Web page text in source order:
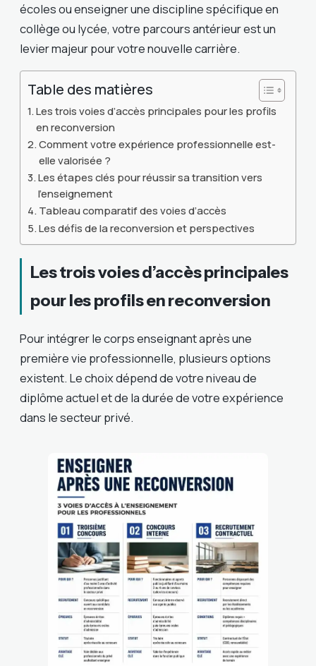
écoles ou enseigner une discipline spécifique en
collège ou lycée, votre parcours antérieur est un
levier majeur pour votre nouvelle carrière.
Table des matières
Les trois voies d’accès principales pour les profils
en reconversion
Comment votre expérience professionnelle est-
elle valorisée ?
Les étapes clés pour réussir sa transition vers
l’enseignement
Tableau comparatif des voies d’accès
Les défis de la reconversion et perspectives
Les trois voies d’accès principales
pour les profils en reconversion
Pour intégrer le corps enseignant après une
première vie professionnelle, plusieurs options
existent. Le choix dépend de votre niveau de
diplôme actuel et de la durée de votre expérience
dans le secteur privé.